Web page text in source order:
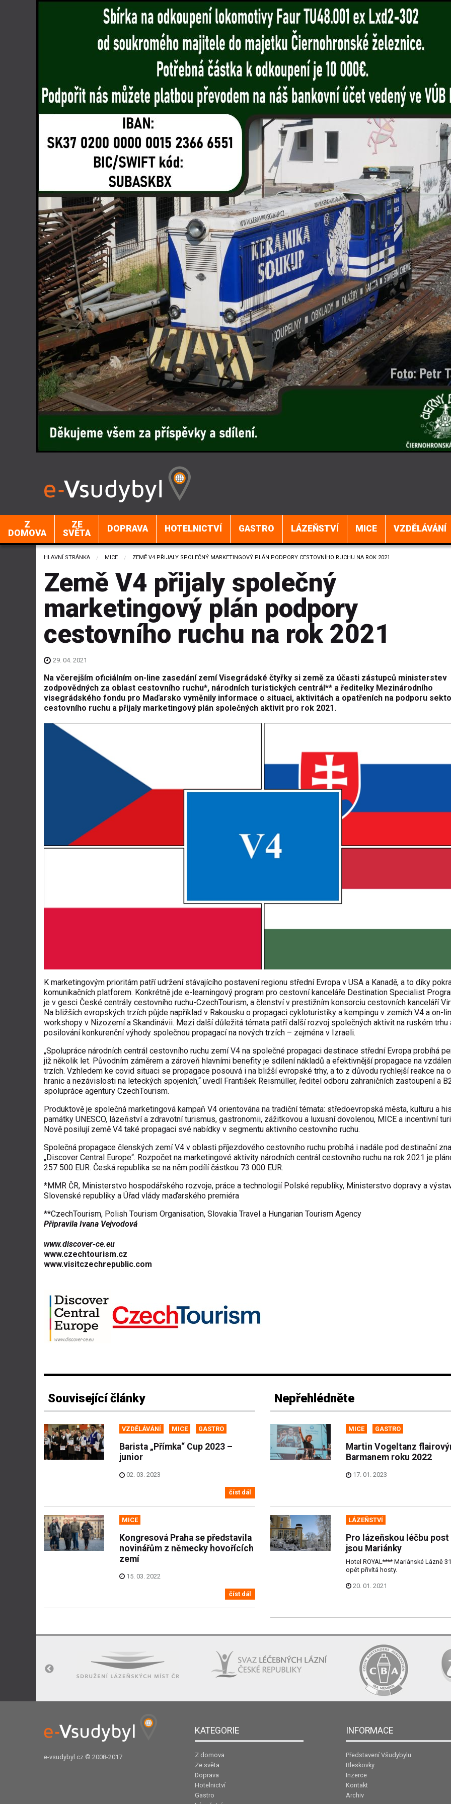
Z
DOMOVA
ZE
SVĚTA
DOPRAVA HOTELNICTVÍ GASTRO LÁZEŇSTVÍ MICE VZDĚLÁVÁNÍ
HLAVNÍ STRÁNKA MICE CURRENT:
ZEMĚ V4 PŘIJALY SPOLEČNÝ MARKETINGOVÝ PLÁN PODPORY CESTOVNÍHO RUCHU NA ROK 2021
Země V4 přijaly společný
marketingový plán podpory
cestovního ruchu na rok 2021
29. 04. 2021
Na včerejším oficiálním on-line zasedání zemí Visegrádské čtyřky si země za účasti zástupců ministerstev
zodpovědných za oblast cestovního ruchu*, národních turistických centrál** a ředitelky Mezinárodního
visegrádského fondu pro Maďarsko vyměnily informace o situaci, aktivitách a opatřeních na podporu
cestovního ruchu a přijaly marketingový plán společných aktivit pro rok 2021.
K marketingovým prioritám patří udržení stávajícího postavení regionu střední Evropa v USA a Kanadě, a to díky
komunikačních platforem. Konkrétně jde e-learningový program pro cestovní kanceláře Destination Specialist
je v gesci České centrály cestovního ruchu-CzechTourism, a členství v prestižním konsorciu cestovních kanceláří
Na bližších evropských trzích půjde například v Rakousku o propagaci cykloturistiky a kempingu v zemích V4 a on-
workshopy v Nizozemí a Skandinávii. Mezi další důležitá témata patří další rozvoj společných aktivit na ruském trhu
posilování konkurenční výhody společnou propagací na nových trzích – zejména v Izraeli.
„Spolupráce národních centrál cestovního ruchu zemí V4 na společné propagaci destinace střední Evropa probíhá
již několik let. Původním záměrem a zároveň hlavními benefity je sdílení nákladů a efektivnější propagace na
trzích. Vzhledem ke covid situaci se propagace posouvá i na bližší evropské trhy, a to z důvodu rychlejší reakce na
hranic a nezávislosti na leteckých spojeních,“ uvedl František Reismüller, ředitel odboru zahraničních zastoupení a
spolupráce agentury CzechTourism.
Produktově je společná marketingová kampaň V4 orientována na tradiční témata: středoevropská města, kulturu a
památky UNESCO, lázeňství a zdravotní turismus, gastronomii, zážitkovou a luxusní dovolenou, MICE a incentivní
Nově posilují země V4 také propagaci své nabídky v segmentu aktivního cestovního ruchu.
Společná propagace členských zemí V4 v oblasti příjezdového cestovního ruchu probíhá i nadále pod destinační
„Discover Central Europe“. Rozpočet na marketingové aktivity národních centrál cestovního ruchu na rok 2021 je
257 500 EUR. Česká republika se na něm podílí částkou 73 000 EUR.
*MMR ČR, Ministerstvo hospodářského rozvoje, práce a technologií Polské republiky, Ministerstvo dopravy a
Slovenské republiky a Úřad vlády maďarského premiéra
**CzechTourism, Polish Tourism Organisation, Slovakia Travel a Hungarian Tourism Agency
Připravila Ivana Vejvodová
www.discover-ce.eu
www.czechtourism.cz
www.visitczechrepublic.com
Související články
VZDĚLÁVÁNÍ MICE GASTRO
Barista „Přímka“ Cup 2023 –
junior
02. 03. 2023
číst dál
MICE
Kongresová Praha se představila
novinářům z německy hovořících
zemí
15. 03. 2022
číst dál
Nepřehlédněte
MICE GASTRO
Martin Vogeltanz
Barmanem roku 2022
17. 01. 2023
LÁZEŇSTVÍ
Pro lázeňskou léčbu
jsou Mariánky
Hotel ROYAL**** Mariánské Lázně
opět přivítá hosty.
20. 01. 2021
e-vsudybyl.cz © 2008-2017
KATEGORIE
Z domova
Ze světa
Doprava
Hotelnictví
Gastro
INFORMACE
Představení Všudybylu
Bleskovky
Inzerce
Kontakt
Archiv